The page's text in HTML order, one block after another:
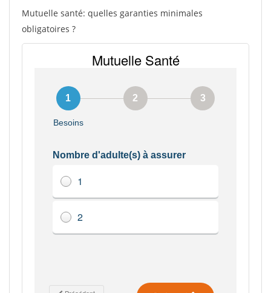
Mutuelle santé: quelles garanties minimales
obligatoires ?